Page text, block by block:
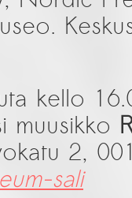
kello
muusikko
2,
sali